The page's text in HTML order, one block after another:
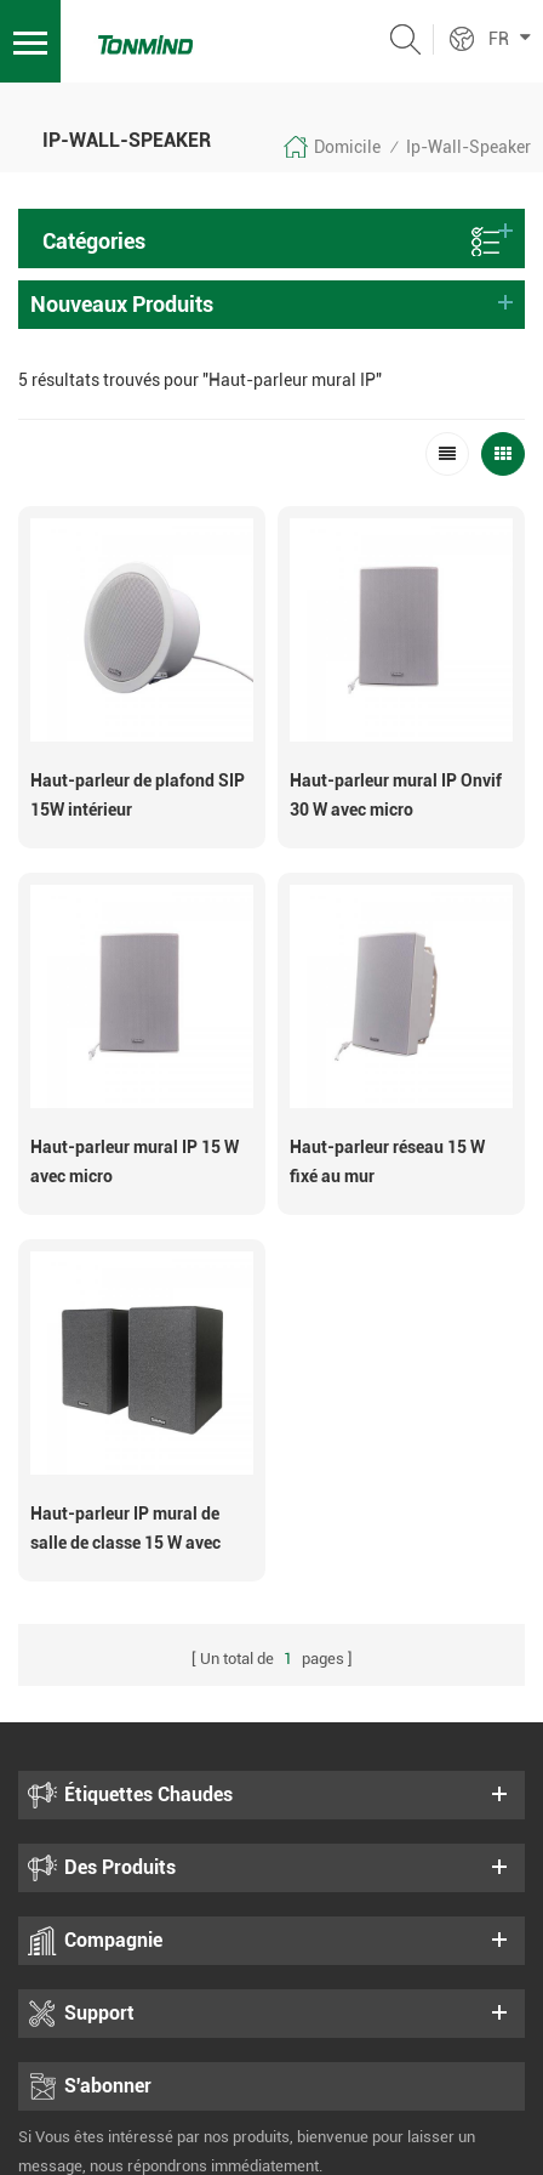
FR
IP-WALL-SPEAKER Domicile / Ip-Wall-Speaker
Catégories
Nouveaux Produits
5 résultats trouvés pour "Haut-parleur mural IP"
Haut-parleur de plafond SIP
15W intérieur
Haut-parleur mural IP Onvif
30 W avec micro
Haut-parleur mural IP 15 W
avec micro
Haut-parleur réseau 15 W
fixé au mur
Haut-parleur IP mural de
salle de classe 15 W avec
Un total de 1 pages
Étiquettes Chaudes
Des Produits
Compagnie
Support
S'abonner
Si Vous êtes intéressé par nos produits, bienvenue pour laisser un
message, nous répondrons immédiatement.